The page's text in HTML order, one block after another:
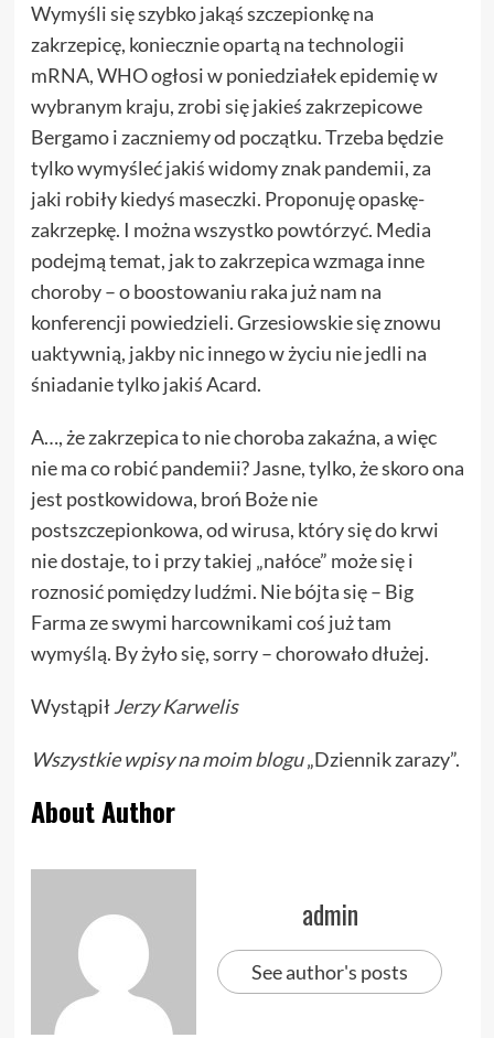
Wymyśli się szybko jakąś szczepionkę na
zakrzepicę, koniecznie opartą na technologii
mRNA, WHO ogłosi w poniedziałek epidemię w
wybranym kraju, zrobi się jakieś zakrzepicowe
Bergamo i zaczniemy od początku. Trzeba będzie
tylko wymyśleć jakiś widomy znak pandemii, za
jaki robiły kiedyś maseczki. Proponuję opaskę-
zakrzepkę. I można wszystko powtórzyć. Media
podejmą temat, jak to zakrzepica wzmaga inne
choroby – o boostowaniu raka już nam na
konferencji powiedzieli. Grzesiowskie się znowu
uaktywnią, jakby nic innego w życiu nie jedli na
śniadanie tylko jakiś Acard.
A…, że zakrzepica to nie choroba zakaźna, a więc
nie ma co robić pandemii? Jasne, tylko, że skoro ona
jest postkowidowa, broń Boże nie
postszczepionkowa, od wirusa, który się do krwi
nie dostaje, to i przy takiej „nałóce” może się i
roznosić pomiędzy ludźmi. Nie bójta się – Big
Farma ze swymi harcownikami coś już tam
wymyślą. By żyło się, sorry – chorowało dłużej.
WystąpiłJerzy Karwelis
Wszystkie wpisy namoim blogu„Dziennik zarazy”.
About Author
admin
See author's posts